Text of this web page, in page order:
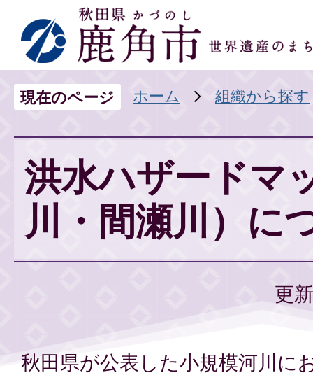
現在のページ ホーム 組織から探す
洪水ハザードマ
川・間瀬川）に
更
秋田県が公表した小規模河川に